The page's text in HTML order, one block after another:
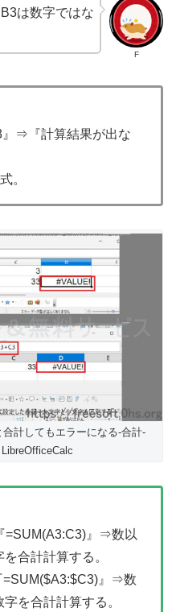
F
は数字ではな
⇒『計算結果が出な
。
計してもエラーになる-合計-
LibreOfficeCalc
=SUM(A3:C3)』⇒数以
合計計算する。
=SUM($A3:$C3)』⇒数
を合計計算する。